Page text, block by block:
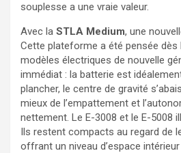
souplesse a une vraie valeur.
Avec la STLA Medium, une
Cette plateforme a été pensée dès
modèles électriques de nouvelle
immédiat : la batterie est
plancher, le centre de gravité
mieux de l’empattement et
nettement. Le E-3008 et le E-5008
Ils restent compacts au regard de
offrant un niveau d’espace